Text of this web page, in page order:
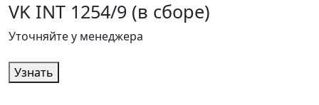
VK INT 1254/9 (в сборе)
Уточняйте у менеджера
Узнать